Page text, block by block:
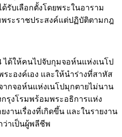
รับเลือกตั้งโดยพระในอาราม
ระราชประสงค์แต่ปฏิบัติตามกฎ
ให้คนไปจับกุมจอห์นแห่งเนโป
ะองค์เอง และให้นำร่างที่สาหัส
ากจอห์นแห่งเนโปมุกตายไม่นาน
รุงโรมพร้อมพระอธิการแห่ง
งานเรื่องที่เกิดขึ้น และในรายงาน
ว่าเป็นผู้พลีชีพ